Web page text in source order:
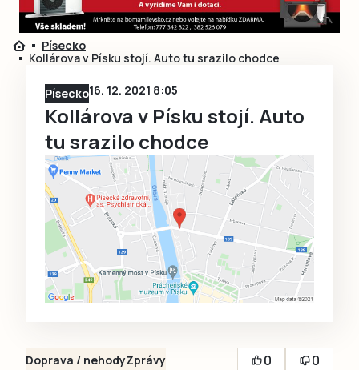
Písecko
Kollárova v Písku stojí. Auto tu srazilo chodce
Písecko16. 12. 2021 8:05
Kollárova v Písku stojí. Auto
tu srazilo chodce
Doprava / nehodyZprávy 0
0